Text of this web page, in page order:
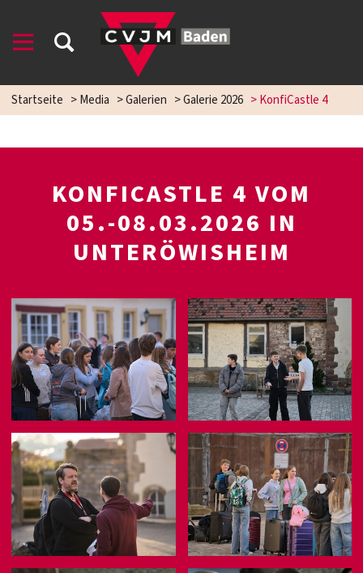
Startseite >Media >Galerien >Galerie 2026 >KonfiCastle 4
KONFICASTLE 4 VOM
05.-08.03.2026 IN
UNTERÖWISHEIM